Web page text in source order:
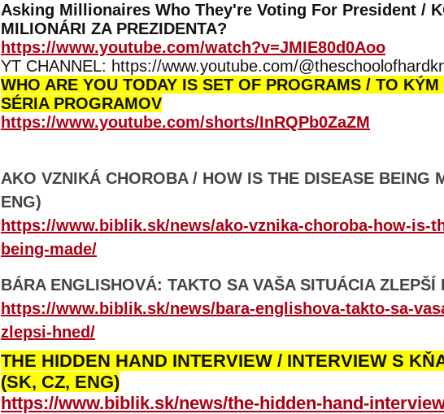
Asking Millionaires Who They're Voting For President /
MILIONÁRI ZA PREZIDENTA?
https://www.youtube.com/watch?v=JMIE80d0Aoo
YT CHANNEL: https://www.youtube.com/
WHO ARE YOU TODAY IS SET OF PROGRAMS / TO
SÉRIA PROGRAMOV
https://www.youtube.com/shorts/InRQPb0ZaZM
AKO VZNIKÁ CHOROBA / HOW IS THE DISEASE BEING
ENG)
https://www.biblik.sk/news/ako-vznika-choroba-how-is-
being-made/
BÁRA ENGLISHOVÁ: TAKTO SA VAŠA SITUÁCIA ZLEPŠÍ
https://www.biblik.sk/news/bara-englishova-takto-sa-
zlepsi-hned/
THE HIDDEN HAND INTERVIEW / INTERVIEW S
(SK, CZ, ENG)
https://www.biblik.sk/news/the-hidden-hand-